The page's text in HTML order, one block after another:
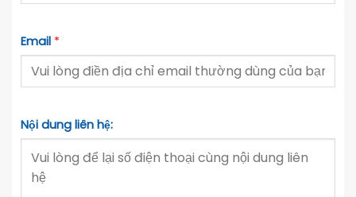
Email *
Nội dung liên hệ: